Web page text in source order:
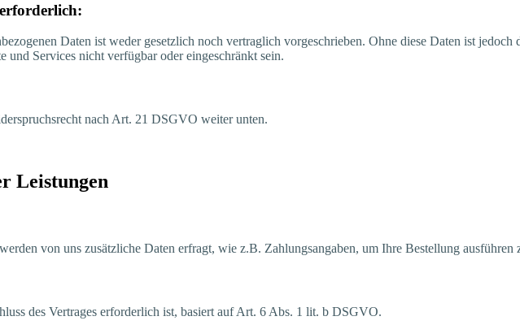
Daten ist weder gesetz­lich noch ver­trag­lich vor­ge­schrie­ben. Ohne die­se Daten ist
und Ser­vices nicht ver­füg­bar oder ein­ge­schränkt sein.
nach Art. 21 DSGVO wei­ter unten.
Leistungen
von uns zusätz­li­che Daten erfragt, wie z.B. Zah­lungs­an­ga­ben, um Ihre Bestel­lung aus­füh­ren
des Ver­tra­ges erfor­der­lich ist, basiert auf Art. 6 Abs. 1 lit. b DSGVO.